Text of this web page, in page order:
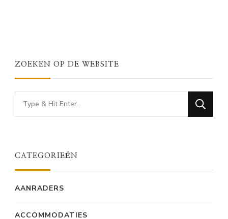
ZOEKEN OP DE WEBSITE
Looking
for
CATEGORIEËN
AANRADERS
ACCOMMODATIES